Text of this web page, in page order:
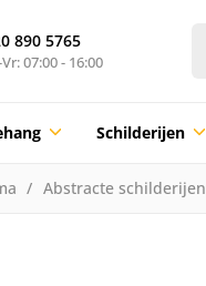
890 5765
07:00 - 16:00
Schilderijen
Abstracte schilderijen